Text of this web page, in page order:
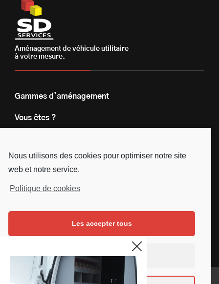
Nous utilisons des cookies pour optimiser notre site
web et notre service.
Politique de cookies
Les accepter tous
Continuer sans accepter
Aménagement de véhicule utilitaire
à votre mesure.
Gammes d’aménagement
Vous êtes ?
Le groupe
Instagram
Linkedin
Youtube
Mentions légales